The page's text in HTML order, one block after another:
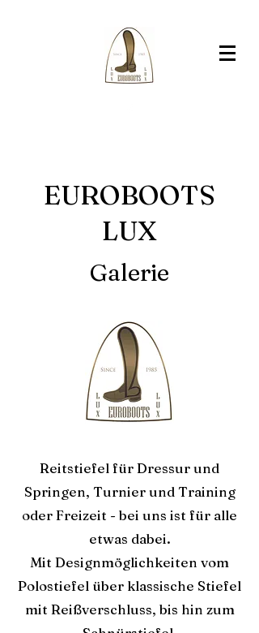
EUROBOOTS
LUX
Galerie
Reitstiefel für Dressur und
Springen, Turnier und Training
oder Freizeit - bei uns ist für alle
etwas dabei.
Mit Designmöglichkeiten vom
Polostiefel über klassische Stiefel
mit Reißverschluss, bis hin zum